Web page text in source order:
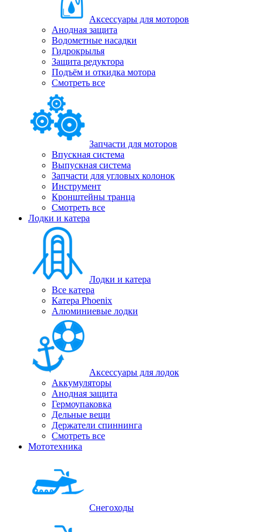
Аксессуары для моторов
Анодная защита
Водометные насадки
Гидрокрылья
Защита редуктора
Подъём и откидка мотора
Смотреть все
Запчасти для моторов
Впускная система
Выпускная система
Запчасти для угловых колонок
Инструмент
Кронштейны транца
Смотреть все
Лодки и катера
Лодки и катера
Все катера
Катера Phoenix
Алюминиевые лодки
Аксессуары для лодок
Аккумуляторы
Анодная защита
Гермоупаковка
Дельные вещи
Держатели спиннинга
Смотреть все
Мототехника
Снегоходы